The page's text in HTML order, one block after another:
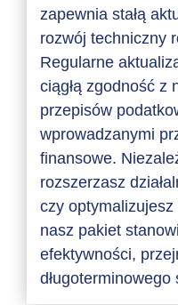
zapewnia stałą
rozwój techniczny
Regularne
ciągłą zgodność z
przepisów
wprowadzanymi
finansowe.
rozszerzasz
czy
nasz pakiet
efektywności,
długoterminowego